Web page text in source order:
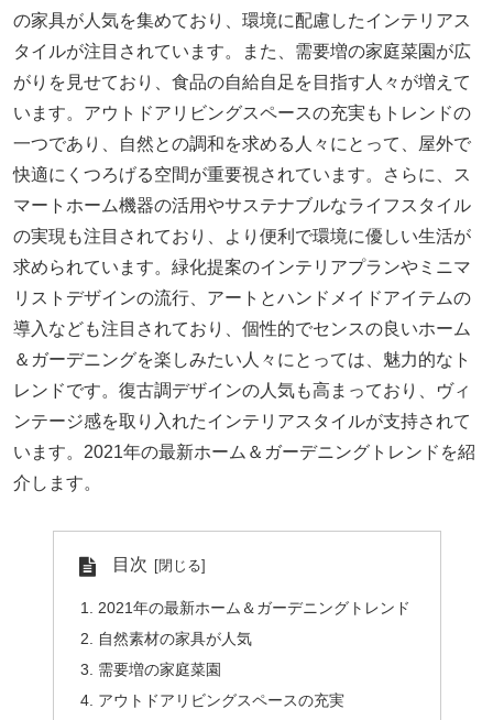
の家具が人気を集めており、環境に配慮したインテリアス
タイルが注目されています。また、需要増の家庭菜園が広
がりを見せており、食品の自給自足を目指す人々が増えて
います。アウトドアリビングスペースの充実もトレンドの
一つであり、自然との調和を求める人々にとって、屋外で
快適にくつろげる空間が重要視されています。さらに、ス
マートホーム機器の活用やサステナブルなライフスタイル
の実現も注目されており、より便利で環境に優しい生活が
求められています。緑化提案のインテリアプランやミニマ
リストデザインの流行、アートとハンドメイドアイテムの
導入なども注目されており、個性的でセンスの良いホーム
＆ガーデニングを楽しみたい人々にとっては、魅力的なト
レンドです。復古調デザインの人気も高まっており、ヴィ
ンテージ感を取り入れたインテリアスタイルが支持されて
います。2021年の最新ホーム＆ガーデニングトレンドを紹
介します。
目次
2021年の最新ホーム＆ガーデニングトレンド
自然素材の家具が人気
需要増の家庭菜園
アウトドアリビングスペースの充実